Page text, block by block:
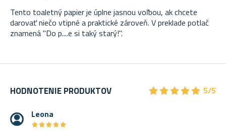
Tento toaletný papier je úplne jasnou voľbou, ak chcete
darovať niečo vtipné a praktické zároveň. V preklade potlač
znamená "Do p....e si taký starý!".
HODNOTENIE PRODUKTOV ★★★★★
★★★★★ 5/5
Leona
★★★★★
★★★★★